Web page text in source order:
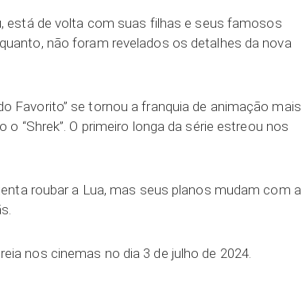
está de volta com suas filhas e seus famosos
não foram revelados os detalhes da nova
Favorito” se tornou a franquia de animação mais
o “Shrek”. O primeiro longa da série estreou nos
roubar a Lua, mas seus planos mudam com a
nos cinemas no dia 3 de julho de 2024.